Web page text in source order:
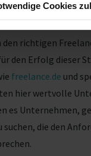
Cookies
den richtigen
den Erfolg dieser
freelance.de und
hier wertvolle
es Unternehmen,
suchen, die den